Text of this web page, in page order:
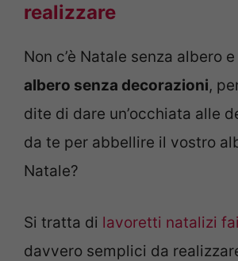
realizzare
Non c’è Natale senza albero e
albero senza decorazioni,
dite di dare un’occhiata alle
da te per abbellire il vostro
Natale?
Si tratta di lavoretti natalizi
davvero semplici da